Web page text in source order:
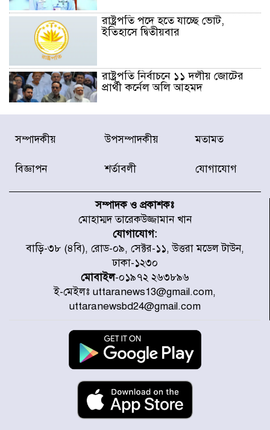
রাষ্ট্রপতি পদে হতে যাচ্ছে ভোট,
ইতিহাসে দ্বিতীয়বার
রাষ্ট্রপতি নির্বাচনে ১১ দলীয় জোটের
প্রার্থী কর্নেল অলি আহমদ
ডিএনসিসির সঙ্গে সমন্বয়ে পরিচ্ছন্নতার
নতুন উদ্যোগ নিকুঞ্জ-টানপাড়ায়
উদ্যোগে উত্তরা ১৩ নং সেক্টর-এ
পরিষ্কার-পরিচ্ছন্নতা অভিযান
ডিএমপির অভিযানে ২৪ ঘণ্টায় গ্রেপ্তার
৫০৪, উদ্ধার মাদক-অস্ত্র
সন্দ্বীপের চরে বিপদে পড়া কচ্ছপ উদ্ধার
সাগরে অবমুক্ত
মাতারবাড়ী পৌঁছে নির্ধারিত কর্মসূচিতে
যোগ দিয়েছেন প্রধানমন্ত্রী
জাতীয় সাংবাদিক সংস্থার পিরোজপুর
জেলা কমিটি অনুমোদন
সম্পাদকীয় উপসম্পাদকীয় মতামত
বিজ্ঞাপন শর্তাবলী যোগাযোগ
সম্পাদক ও প্রকাশকঃ
মোহাম্মদ তারেকউজ্জামান খান
যোগাযোগ:
বাড়ি-৩৮ (৪বি), রোড-০৯, সেক্টর-১১, উত্তরা মডেল টাউন,
ঢাকা-১২৩০
মোবাইল-০১৯৭২ ২৬৩৮৯৬
ই-মেইলঃ uttaranews13@gmail.com,
uttaranewsbd24@gmail.com